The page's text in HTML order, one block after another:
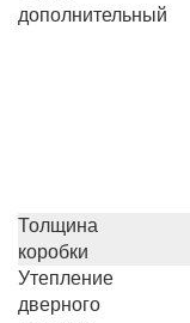
дополнительный
Толщина
коробки
Утепление
дверного